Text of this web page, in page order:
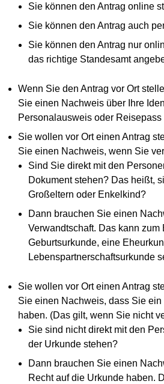
Sie können den Antrag online
Sie können den Antrag auch
Sie können den Antrag nur
das richtige Standesamt
Wenn Sie den Antrag vor Ort
Sie einen Nachweis über Ihre
Personalausweis oder Reisepass
Sie wollen vor Ort einen Antrag
Sie einen Nachweis, wenn Sie
Sind Sie direkt mit den
Dokument stehen? Das heißt,
Großeltern oder Enkelkind?
Dann brauchen Sie einen
Verwandtschaft. Das kann zum
Geburtsurkunde, eine
Lebenspartnerschaftsurkunde
Sie wollen vor Ort einen Antrag
Sie einen Nachweis, dass Sie ein
haben. (Das gilt, wenn Sie nicht
Sie sind nicht direkt mit den
der Urkunde stehen?
Dann brauchen Sie einen
Recht auf die Urkunde haben.